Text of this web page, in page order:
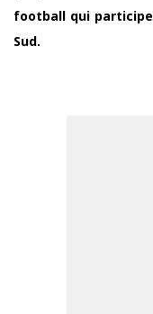
football qui
Sud.